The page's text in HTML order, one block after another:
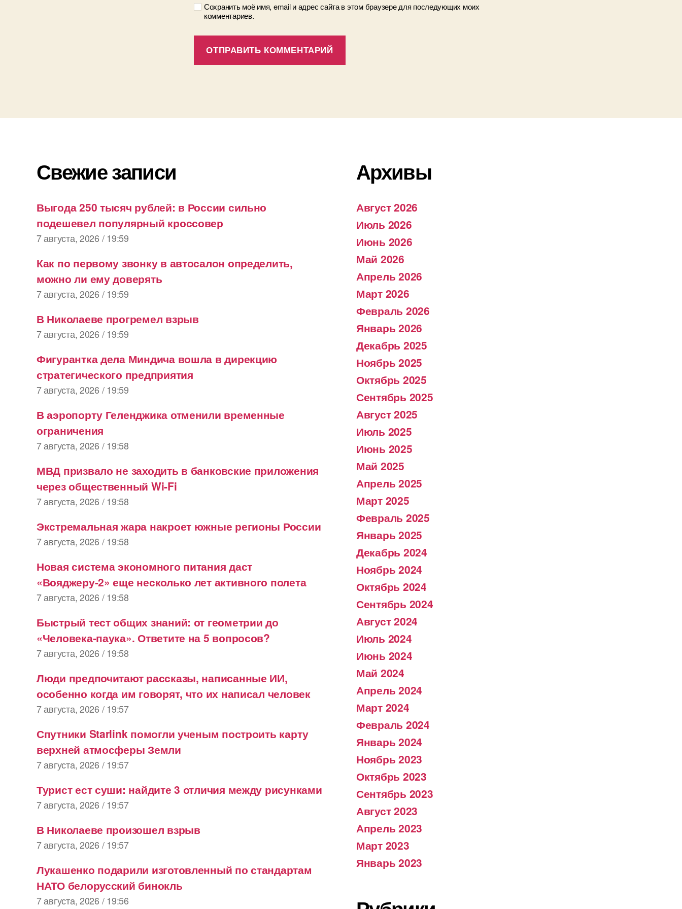
Сохранить моё имя, email и адрес сайта в этом браузере для последующих моих
комментариев.
Свежие записи
Выгода 250 тысяч рублей: в России сильно
подешевел популярный кроссовер
7 августа, 2026 / 19:59
Как по первому звонку в автосалон определить,
можно ли ему доверять
7 августа, 2026 / 19:59
В Николаеве прогремел взрыв
7 августа, 2026 / 19:59
Фигурантка дела Миндича вошла в дирекцию
стратегического предприятия
7 августа, 2026 / 19:59
В аэропорту Геленджика отменили временные
ограничения
7 августа, 2026 / 19:58
МВД призвало не заходить в банковские приложения
через общественный Wi-Fi
7 августа, 2026 / 19:58
Экстремальная жара накроет южные регионы России
7 августа, 2026 / 19:58
Новая система экономного питания даст
«Вояджеру-2» еще несколько лет активного полета
7 августа, 2026 / 19:58
Быстрый тест общих знаний: от геометрии до
«Человека-паука». Ответите на 5 вопросов?
7 августа, 2026 / 19:58
Люди предпочитают рассказы, написанные ИИ,
особенно когда им говорят, что их написал человек
7 августа, 2026 / 19:57
Спутники Starlink помогли ученым построить карту
верхней атмосферы Земли
7 августа, 2026 / 19:57
Турист ест суши: найдите 3 отличия между рисунками
7 августа, 2026 / 19:57
В Николаеве произошел взрыв
7 августа, 2026 / 19:57
Лукашенко подарили изготовленный по стандартам
НАТО белорусский бинокль
7 августа, 2026 / 19:56
Архивы
Август 2026
Июль 2026
Июнь 2026
Май 2026
Апрель 2026
Март 2026
Февраль 2026
Январь 2026
Декабрь 2025
Ноябрь 2025
Октябрь 2025
Сентябрь 2025
Август 2025
Июль 2025
Июнь 2025
Май 2025
Апрель 2025
Март 2025
Февраль 2025
Январь 2025
Декабрь 2024
Ноябрь 2024
Октябрь 2024
Сентябрь 2024
Август 2024
Июль 2024
Июнь 2024
Май 2024
Апрель 2024
Март 2024
Февраль 2024
Январь 2024
Ноябрь 2023
Октябрь 2023
Сентябрь 2023
Август 2023
Апрель 2023
Март 2023
Январь 2023